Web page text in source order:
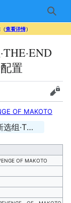
搜索
查看详情）
置
查看
OF MAKOTO
幕末剑斗神话 唠唠叨叨新选组·THE·END REVENGE OF MAKOTO/关卡配置
OF MAKOTO